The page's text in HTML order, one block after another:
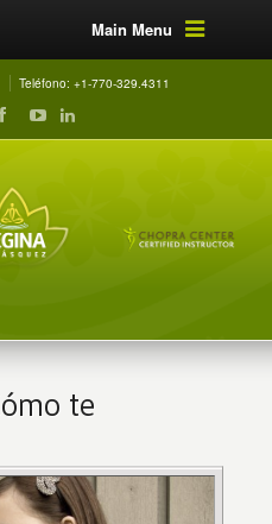
Main Menu
Teléfono: +1-770-329.4311
te